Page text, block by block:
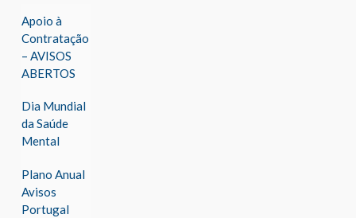
Apoio à
Contratação
– AVISOS
ABERTOS
Dia Mundial
da Saúde
Mental
Plano Anual
Avisos
Portugal